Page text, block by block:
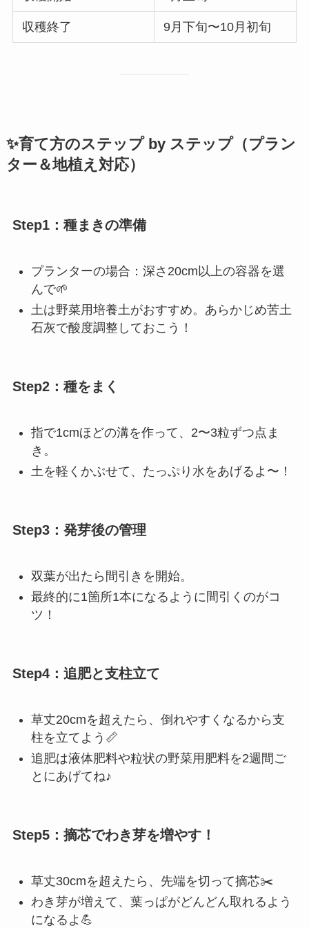
収穫終了 9月下旬〜10月初旬
✨育て方のステップ by ステップ（プラン
ター＆地植え対応）
Step1：種まきの準備
プランターの場合：深さ20cm以上の容器を選
んで🌱
土は野菜用培養土がおすすめ。あらかじめ苦土
石灰で酸度調整しておこう！
Step2：種をまく
指で1cmほどの溝を作って、2〜3粒ずつ点ま
き。
土を軽くかぶせて、たっぷり水をあげるよ〜！
Step3：発芽後の管理
双葉が出たら間引きを開始。
最終的に1箇所1本になるように間引くのがコ
ツ！
Step4：追肥と支柱立て
草丈20cmを超えたら、倒れやすくなるから支
柱を立てよう📏
追肥は液体肥料や粒状の野菜用肥料を2週間ご
とにあげてね♪
Step5：摘芯でわき芽を増やす！
草丈30cmを超えたら、先端を切って摘芯✂️
わき芽が増えて、葉っぱがどんどん取れるよう
になるよ💪